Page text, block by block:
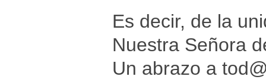
Es decir, de la
Nuestra Señora
Un abrazo a